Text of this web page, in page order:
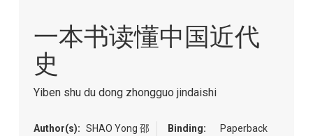
the
beginning
the
images
一本书读懂中国近代
史
Yiben shu du dong zhongguo jindaishi
Author(s): SHAO Yong 邵
Binding:
Paperback